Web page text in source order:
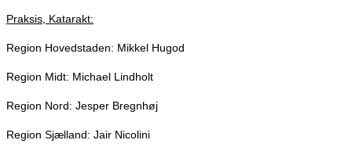
Praksis, Katarakt:
Region Hovedstaden: Mikkel Hugod
Region Midt: Michael Lindholt
Region Nord: Jesper Bregnhøj
Region Sjælland: Jair Nicolini